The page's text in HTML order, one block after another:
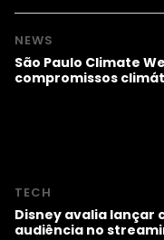
NEWS
São Paulo Climate
compromissos
TECH
Disney avalia lançar
audiência no